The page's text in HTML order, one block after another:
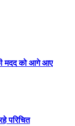
मदद को आगे आए
परिचित